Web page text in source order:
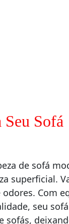
Sofá
de sofá
superficial.
odores. Com
seu
sofás,